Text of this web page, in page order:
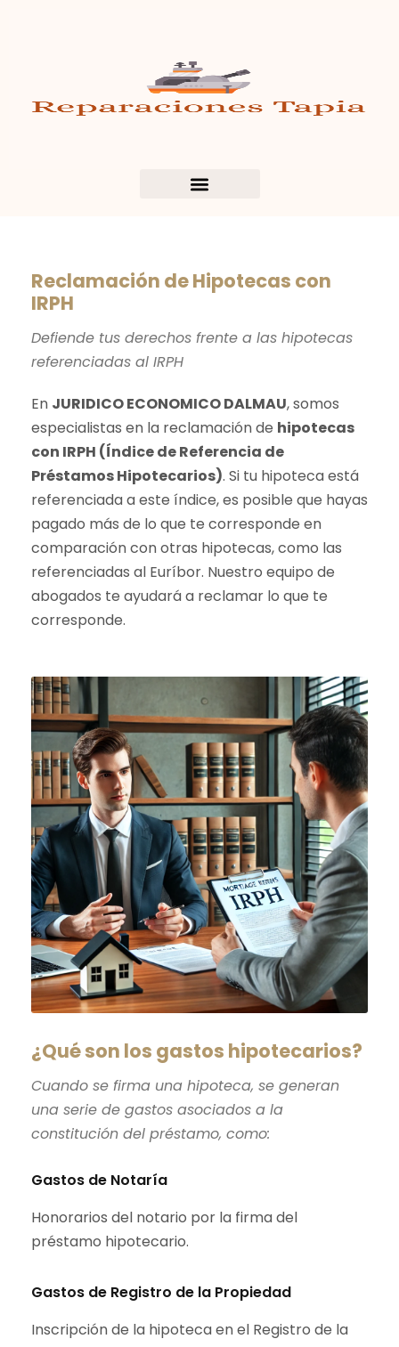
Reclamación de Hipotecas con
IRPH
Defiende tus derechos frente a las hipotecas
referenciadas al IRPH
En JURIDICO ECONOMICO DALMAU, somos
especialistas en la reclamación de hipotecas
con IRPH (Índice de Referencia de
Préstamos Hipotecarios). Si tu hipoteca está
referenciada a este índice, es posible que hayas
pagado más de lo que te corresponde en
comparación con otras hipotecas, como las
referenciadas al Euríbor. Nuestro equipo de
abogados te ayudará a reclamar lo que te
corresponde.
¿Qué son los gastos hipotecarios?
Cuando se firma una hipoteca, se generan
una serie de gastos asociados a la
constitución del préstamo, como:
Gastos de Notaría
Honorarios del notario por la firma del
préstamo hipotecario.
Gastos de Registro de la Propiedad
Inscripción de la hipoteca en el Registro de la